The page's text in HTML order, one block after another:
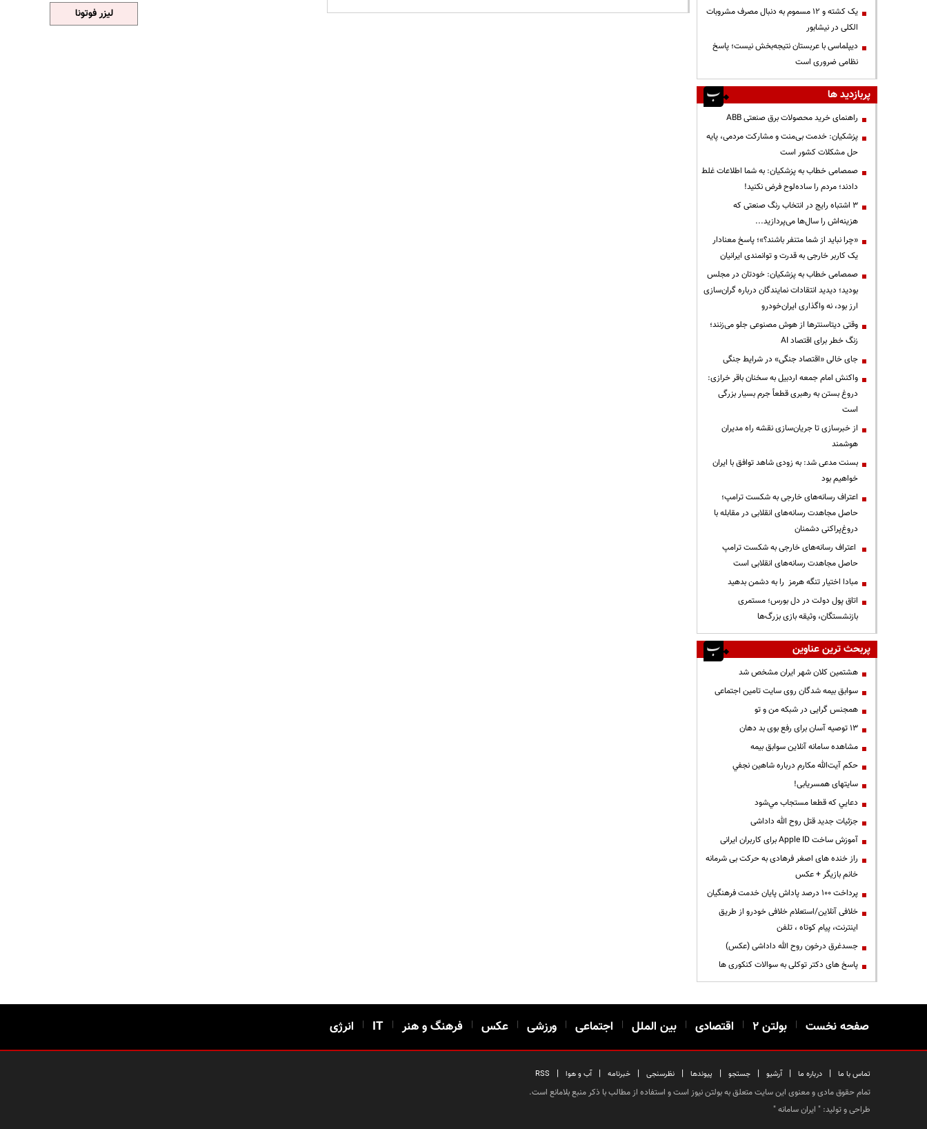
یک کشته و ۱۲ مسموم به دنبال مصرف مشروبات
الکلی در نیشابور
دیپلماسی با عربستان نتیجه‌بخش نیست؛ پاسخ
نظامی ضروری است
پربازدید ها
راهنمای خرید محصولات برق صنعتی ABB
پزشکیان: خدمت بی‌منت و مشارکت مردمی، پایه
حل مشکلات کشور است
صمصامی خطاب به پزشکیان: به شما اطلاعات غلط
دادند؛ مردم را ساده‌لوح فرض نکنید!
3 اشتباه رایج در انتخاب رنگ صنعتی که
هزینه‌اش را سال‌ها می‌پردازید...
«چرا نباید از شما متنفر باشند؟»؛ پاسخ معنادار
یک کاربر خارجی به قدرت و توانمندی ایرانیان
صمصامی خطاب به پزشکیان: خودتان در مجلس
بودید؛ دیدید انتقادات نمایندگان درباره گران‌سازی
ارز بود، نه واگذاری ایران‌خودرو
وقتی دیتاسنترها از هوش مصنوعی جلو می‌زنند؛
زنگ خطر برای اقتصاد AI
جای خالی «اقتصاد جنگی» در شرایط جنگی
واکنش امام جمعه اردبیل به سخنان باقر خرازی:
دروغ بستن به رهبری قطعاً جرم بسیار بزرگی
است
از خبرسازی تا جریان‌سازی نقشه راه مدیران
هوشمند
بسنت مدعی شد: به زودی شاهد توافق با ایران
خواهیم بود
اعتراف رسانه‌های خارجی به شکست ترامپ؛
حاصل مجاهدت رسانه‌های انقلابی در مقابله با
دروغ‌پراکنی دشمنان
اعتراف رسانه‌های خارجی به شکست ترامپ
حاصل مجاهدت رسانه‌های انقلابی است
مبادا اختیار تنگه هرمز را به دشمن بدهید
اتاق پول دولت در دل بورس؛ مستمری
بازنشستگان، وثیقه بازی بزرگ‌ها
پربحث ترین عناوین
هشتمین کلان شهر ایران مشخص شد
سوابق بیمه شدگان روی سایت تامین اجتماعی
همجنس گرایی در شبکه من و تو
13 توصیه آسان برای رفع بوی بد دهان
مشاهده سامانه آنلاين سوابق بیمه
حكم آيت‌الله مكارم درباره شاهين نجفي
سایتهای همسریابی!
دعايي كه قطعا مستجاب مي‌شود
جزئیات جدید قتل روح الله داداشی
آموزش ساخت Apple ID برای کاربران ایرانی
راز خنده های اصغر فرهادی به حرکت بی شرمانه
خانم بازیگر + عکس
پرداخت ۱۰۰ درصد پاداش پایان خدمت فرهنگیان
خلافی آنلاین/استعلام خلافی خودرو از طریق
اینترنت، پیام کوتاه ، تلفن
جسدغرق درخون روح الله داداشی (عکس)
پاسخ های دکتر توکلی به سوالات کنکوری ها
لیزر فوتونا
صفحه نخست | بولتن ۲ | اقتصادی | بین الملل | اجتماعی | ورزشی | عکس | فرهنگ و هنر |
IT
| انرژی
تماس با ما | درباره ما | آرشیو | جستجو | پیوندها | نظرسنجی | خبرنامه | آب و هوا |
RSS
تمام حقوق مادی و معنوی این سایت متعلق به بولتن نیوز است و استفاده از مطالب با ذکر منبع بلامانع است.
طراحی و تولید: " ایران سامانه"